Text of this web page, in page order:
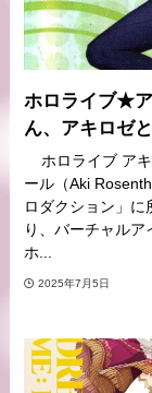
ホロライブ★
ん、アキロゼ
ホロライブ アキ
ール（Aki
ロダクション」
り、バーチャルア
ホ...
2025年7月5日